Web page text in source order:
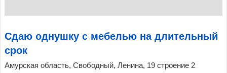
Сдаю однушку с мебелью на длительный
срок
Амурская область, Свободный, Ленина, 19 строение 2